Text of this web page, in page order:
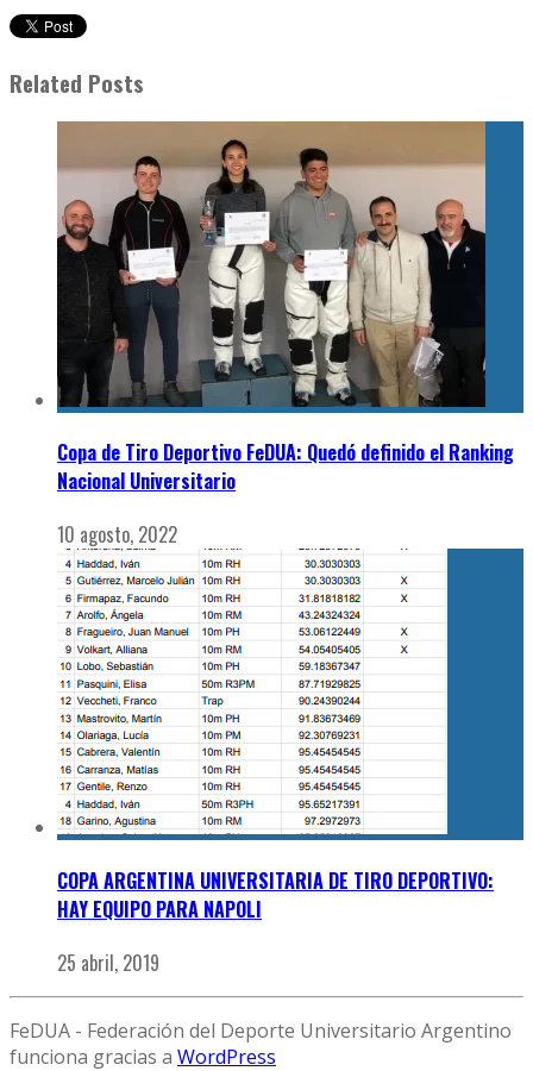
Related Posts
Copa de Tiro Deportivo FeDUA: Quedó definido el Ranking
Nacional Universitario
10 agosto, 2022
COPA ARGENTINA UNIVERSITARIA DE TIRO DEPORTIVO:
HAY EQUIPO PARA NAPOLI
25 abril, 2019
FeDUA - Federación del Deporte Universitario Argentino
funciona gracias a WordPress